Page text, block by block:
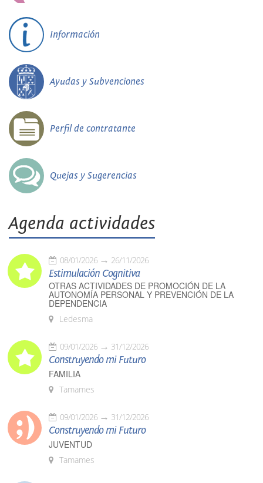
Información
Ayudas y Subvenciones
Perfil de contratante
Quejas y Sugerencias
Agenda actividades
08/01/2026 26/11/2026
Estimulación Cognitiva
OTRAS ACTIVIDADES DE PROMOCIÓN DE LA
AUTONOMÍA PERSONAL Y PREVENCIÓN DE LA
DEPENDENCIA
Ledesma
09/01/2026 31/12/2026
Construyendo mi Futuro
FAMILIA
Tamames
09/01/2026 31/12/2026
Construyendo mi Futuro
JUVENTUD
Tamames